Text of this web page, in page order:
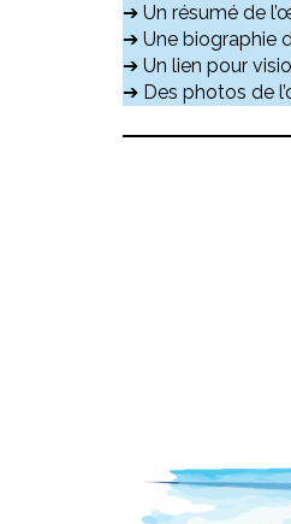
➔ Un résumé de
➔ Une biographie
➔ Un lien pour
➔ Des photos de